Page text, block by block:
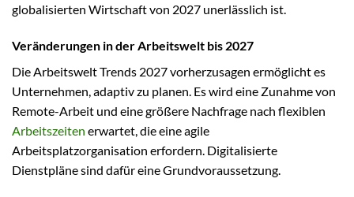
globalisierten Wirtschaft von 2027 unerlässlich ist.
Veränderungen in der Arbeitswelt bis 2027
Die Arbeitswelt Trends 2027 vorherzusagen ermöglicht es
Unternehmen, adaptiv zu planen. Es wird eine Zunahme von
Remote-Arbeit und eine größere Nachfrage nach flexiblen
Arbeitszeiten erwartet, die eine agile
Arbeitsplatzorganisation erfordern. Digitalisierte
Dienstpläne sind dafür eine Grundvoraussetzung.